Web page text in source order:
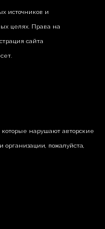
источников и
целях. Права на
сайта
нарушают авторские
пожалуйста,